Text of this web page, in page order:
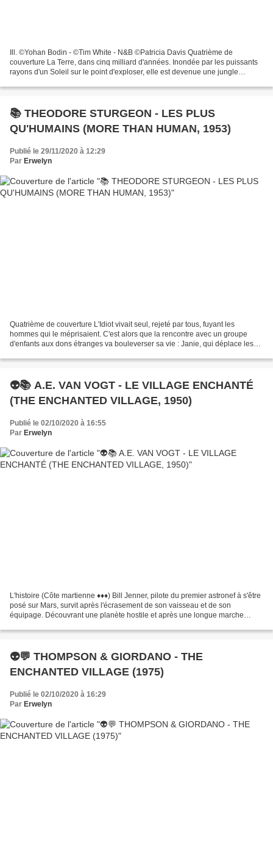
Ill. ©Yohan Bodin - ©Tim White - N&B ©Patricia Davis Quatrième de
couverture La Terre, dans cinq milliard d'années. Inondée par les puissants
rayons d'un Soleil sur le point d'exploser, elle est devenue une jungle
📚 THEODORE STURGEON - LES PLUS
QU'HUMAINS (MORE THAN HUMAN, 1953)
Publié le 29/11/2020 à 12:29
Par Erwelyn
Quatrième de couverture L'Idiot vivait seul, rejeté par tous, fuyant les
hommes qui le méprisaient. C'est alors que la rencontre avec un groupe
d'enfants aux dons étranges va bouleverser sa vie : Janie, qui déplace les
👽📚 A.E. VAN VOGT - LE VILLAGE ENCHANTÉ
(THE ENCHANTED VILLAGE, 1950)
Publié le 02/10/2020 à 16:55
Par Erwelyn
L'histoire (Côte martienne ♦♦♦) Bill Jenner, pilote du premier astronef à s'être
posé sur Mars, survit après l'écrasement de son vaisseau et de son
équipage. Découvrant une planète hostile et après une longue marche
👽💬 THOMPSON & GIORDANO - THE
ENCHANTED VILLAGE (1975)
Publié le 02/10/2020 à 16:29
Par Erwelyn